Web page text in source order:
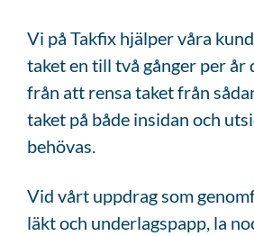
Vi på Takfix hjälper våra
taket en till två gånger per
från att rensa taket från
taket på både insidan och
behövas.
Vid vårt uppdrag som
läkt och underlagspapp, la